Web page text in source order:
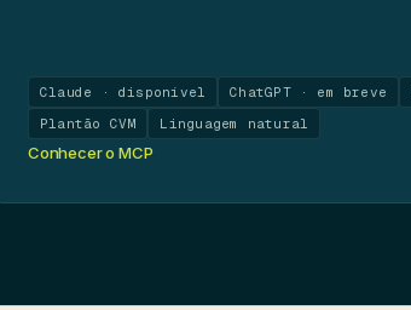
Claude · disponível ChatGPT · em breve
Plantão CVM
Linguagem natural
Conhecer o MCP